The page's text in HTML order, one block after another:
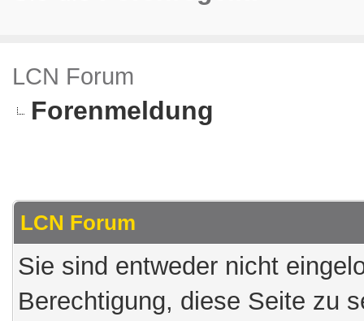
LCN Forum
Forenmeldung
LCN Forum
Sie sind entweder nicht
Berechtigung, diese Seite zu